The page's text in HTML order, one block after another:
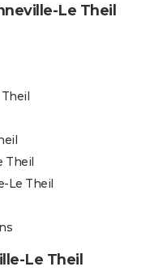
Le Theil
Theil
Le Theil
Le Theil